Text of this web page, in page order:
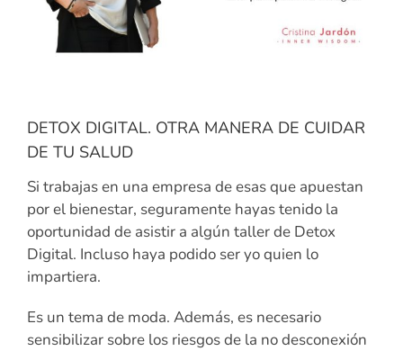
DETOX DIGITAL. OTRA MANERA DE CUIDAR
DE TU SALUD
Si trabajas en una empresa de esas que apuestan
por el bienestar, seguramente hayas tenido la
oportunidad de asistir a algún taller de Detox
Digital. Incluso haya podido ser yo quien lo
impartiera.
Es un tema de moda. Además, es necesario
sensibilizar sobre los riesgos de la no desconexión